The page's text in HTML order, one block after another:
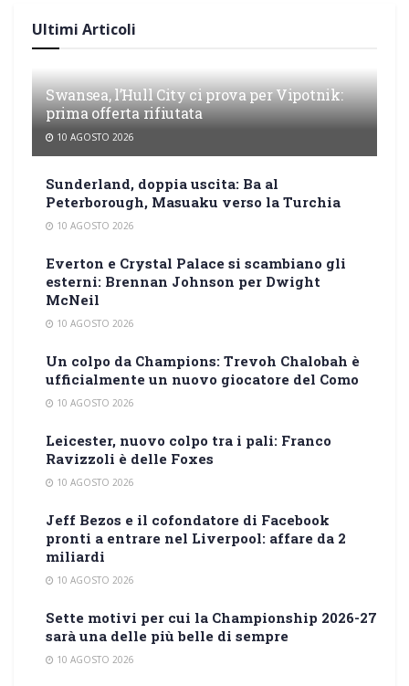
Ultimi Articoli
Swansea, l’Hull City ci prova per Vipotnik:
prima offerta rifiutata
10 AGOSTO 2026
Sunderland, doppia uscita: Ba al
Peterborough, Masuaku verso la Turchia
10 AGOSTO 2026
Everton e Crystal Palace si scambiano gli
esterni: Brennan Johnson per Dwight
McNeil
10 AGOSTO 2026
Un colpo da Champions: Trevoh Chalobah è
ufficialmente un nuovo giocatore del Como
10 AGOSTO 2026
Leicester, nuovo colpo tra i pali: Franco
Ravizzoli è delle Foxes
10 AGOSTO 2026
Jeff Bezos e il cofondatore di Facebook
pronti a entrare nel Liverpool: affare da 2
miliardi
10 AGOSTO 2026
Sette motivi per cui la Championship 2026-27
sarà una delle più belle di sempre
10 AGOSTO 2026